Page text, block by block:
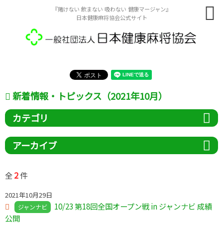
『賭けない 飲まない 吸わない 健康マージャン』
日本健康麻将協会公式サイト
新着情報・トピックス（2021年10月）
カテゴリ
アーカイブ
全2件
2021年10月29日
ジャンナビ
10/23 第18回全国オープン戦 in ジャンナビ 成績
公開